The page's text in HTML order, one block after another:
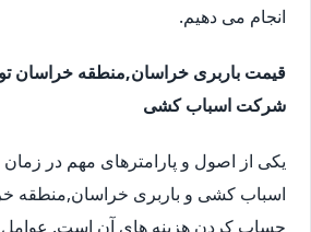
انجام می دهیم.
قیمت باربری خراسان,منطقه خراسان
شرکت اسباب کشی
یکی از اصول و پارامترهای مهم در زمان
اسباب کشی و باربری خراسان,منطقه
حساب کردن هزینه های آن است. عوامل